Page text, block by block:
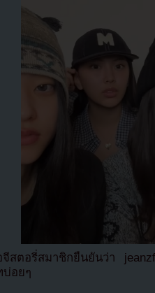
จีสตอรี่สมาชิกยืนยันว่า
บ่อยๆ